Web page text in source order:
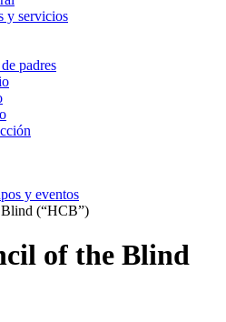
y servicios
padres
y eventos
(“HCB”)
of the Blind